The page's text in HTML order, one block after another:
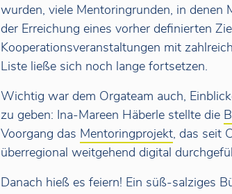
wurden, viele Mentoringrunden, in denen
der Erreichung eines vorher definierten
Kooperationsveranstaltungen mit
Liste ließe sich noch lange fortsetzen.
Wichtig war dem Orgateam auch,
zu geben: Ina-Mareen Häberle stellte die
Voorgang das Mentoringprojekt, das seit
überregional weitgehend digital
Danach hieß es feiern! Ein süß-salziges